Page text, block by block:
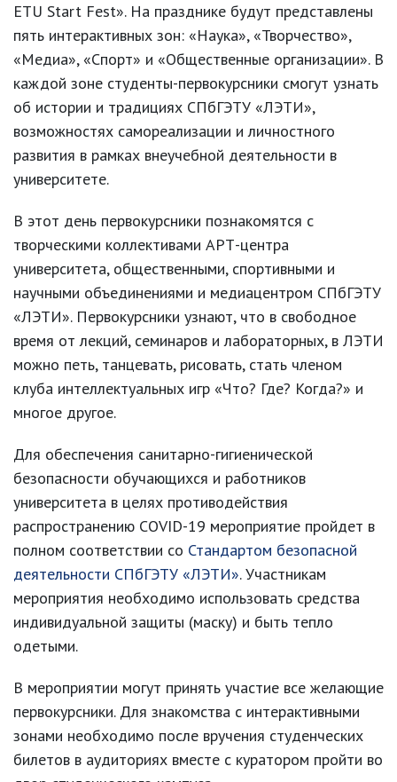
ETU Start Fest». На празднике будут представлены
пять интерактивных зон: «Наука», «Творчество»,
«Медиа», «Спорт» и «Общественные организации». В
каждой зоне студенты-первокурсники смогут узнать
об истории и традициях СПбГЭТУ «ЛЭТИ»,
возможностях самореализации и личностного
развития в рамках внеучебной деятельности в
университете.
В этот день первокурсники познакомятся с
творческими коллективами АРТ-центра
университета, общественными, спортивными и
научными объединениями и медиацентром СПбГЭТУ
«ЛЭТИ». Первокурсники узнают, что в свободное
время от лекций, семинаров и лабораторных, в ЛЭТИ
можно петь, танцевать, рисовать, стать членом
клуба интеллектуальных игр «Что? Где? Когда?» и
многое другое.
Для обеспечения санитарно-гигиенической
безопасности обучающихся и работников
университета в целях противодействия
распространению COVID-19 мероприятие пройдет в
полном соответствии со Стандартом безопасной
деятельности СПбГЭТУ «ЛЭТИ». Участникам
мероприятия необходимо использовать средства
индивидуальной защиты (маску) и быть тепло
одетыми.
В мероприятии могут принять участие все желающие
первокурсники. Для знакомства с интерактивными
зонами необходимо после вручения студенческих
билетов в аудиториях вместе с куратором пройти во